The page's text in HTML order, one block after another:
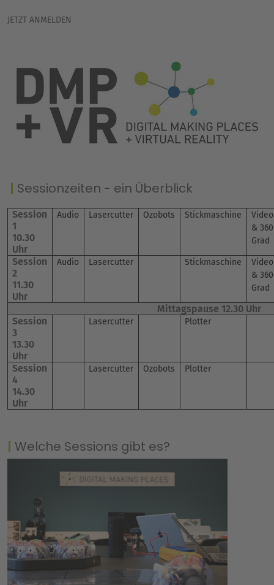
JETZT ANMELDEN
Sessionzeiten - ein Überblick
Session
1
10.30
Uhr
Audio Lasercutter Ozobots Stickmaschine
Video
& 360
Grad
Session
2
11.30
Uhr
Audio Lasercutter Stickmaschine
Video
& 360
Grad
Mittagspause 12.30 Uhr
Session
3
13.30
Uhr
Lasercutter Plotter
Session
4
14.30
Uhr
Lasercutter Ozobots Plotter
Welche Sessions gibt es?